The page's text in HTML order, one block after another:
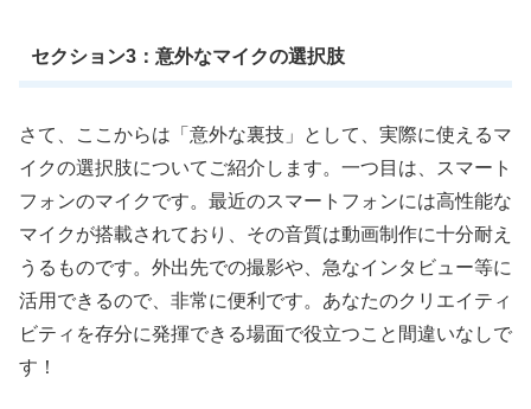
セクション3：意外なマイクの選択肢
さて、ここからは「意外な裏技」として、実際に使えるマ
イクの選択肢についてご紹介します。一つ目は、スマート
フォンのマイクです。最近のスマートフォンには高性能な
マイクが搭載されており、その音質は動画制作に十分耐え
うるものです。外出先での撮影や、急なインタビュー等に
活用できるので、非常に便利です。あなたのクリエイティ
ビティを存分に発揮できる場面で役立つこと間違いなしで
す！